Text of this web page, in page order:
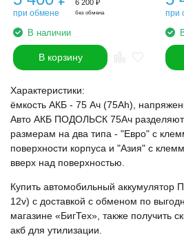
при обмене
6 200 ₽
без обмена
В наличии
В корзину
при
Характеристики:
ёмкость АКБ - 75 Ач (75Ah),
Авто АКБ ПОДОЛЬСК 75Ач
размерам на два типа - "Евро" с
поверхности корпуса и "Азия" с
вверх над поверхностью.
Купить автомобильный
12v) с доставкой с обменом по
магазине «БигТех», также получить
акб для утилизации.